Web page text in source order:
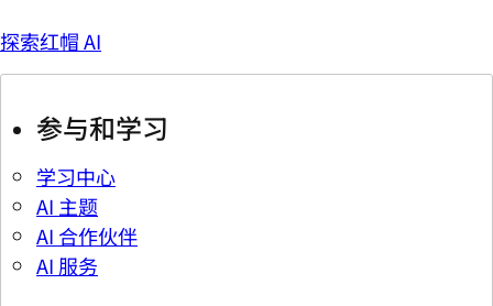
探索红帽 AI
参与和学习
学习中心
AI 主题
AI 合作伙伴
AI 服务